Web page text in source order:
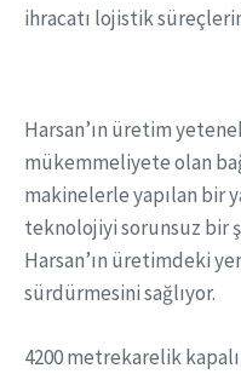
ihracatı lojistik
Harsan’ın üretim
mükemmeliyete olan
makinelerle yapılan bir
teknolojiyi sorunsuz bir
Harsan’ın üretimdeki
sürdürmesini sağlıyor.
4200 metrekarelik kapalı